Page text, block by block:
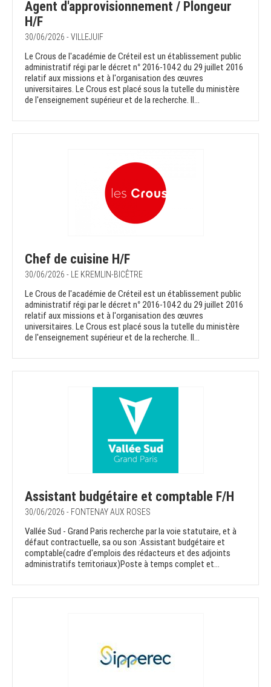
Agent d'approvisionnement / Plongeur
H/F
30/06/2026 - VILLEJUIF
Le Crous de l'académie de Créteil est un établissement public
administratif régi par le décret n° 2016-1042 du 29 juillet 2016
relatif aux missions et à l'organisation des œuvres
universitaires. Le Crous est placé sous la tutelle du ministère
de l'enseignement supérieur et de la recherche. Il...
Chef de cuisine H/F
30/06/2026 - LE KREMLIN-BICÊTRE
Le Crous de l'académie de Créteil est un établissement public
administratif régi par le décret n° 2016-1042 du 29 juillet 2016
relatif aux missions et à l'organisation des œuvres
universitaires. Le Crous est placé sous la tutelle du ministère
de l'enseignement supérieur et de la recherche. Il...
Assistant budgétaire et comptable F/H
30/06/2026 - FONTENAY AUX ROSES
Vallée Sud - Grand Paris recherche par la voie statutaire, et à
défaut contractuelle, sa ou son :Assistant budgétaire et
comptable(cadre d'emplois des rédacteurs et des adjoints
administratifs territoriaux)Poste à temps complet et...